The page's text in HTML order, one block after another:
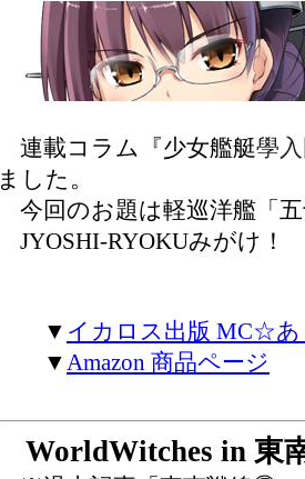
連載コラム『少女艦艇學
ました。
今回のお題は軽巡洋艦「
JYOSHI-RYOKUみがけ！
▼ イカロス出版 MC☆
▼Amazon 商品ページ
WorldWitches in 東